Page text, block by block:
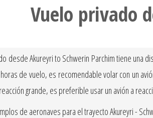
Vuelo privado
desde Akureyri to Schwerin Parchim tiene una
de vuelo, es recomendable volar con un
grande, es preferible usar un avión a
de aeronaves para el trayecto Akureyri -